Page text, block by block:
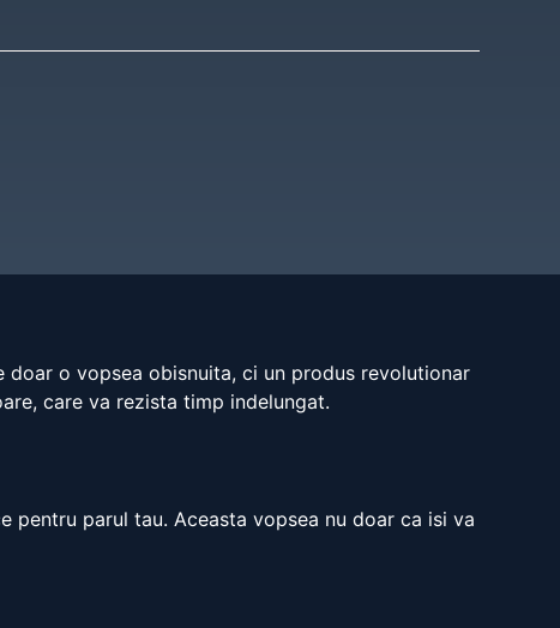
doar o vopsea obisnuita, ci un produs revolutionar
care va rezista timp indelungat.
pentru parul tau. Aceasta vopsea nu doar ca isi va